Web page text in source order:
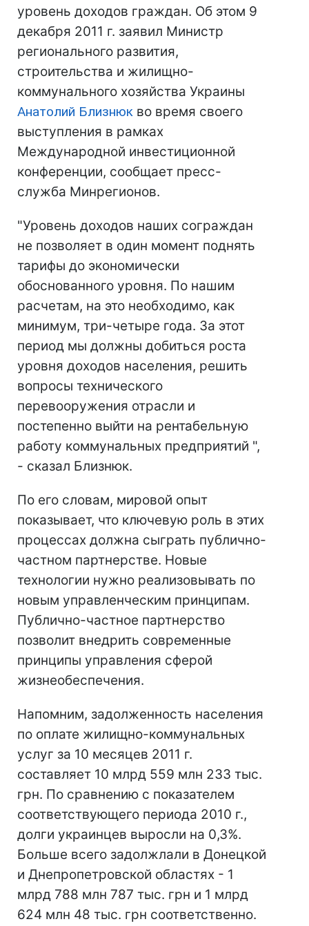
уровень доходов граждан. Об этом 9
декабря 2011 г. заявил Министр
регионального развития,
строительства и жилищно-
коммунального хозяйства Украины
Анатолий Близнюк во время своего
выступления в рамках
Международной инвестиционной
конференции, сообщает пресс-
служба Минрегионов.
"Уровень доходов наших сограждан
не позволяет в один момент поднять
тарифы до экономически
обоснованного уровня. По нашим
расчетам, на это необходимо, как
минимум, три-четыре года. За этот
период мы должны добиться роста
уровня доходов населения, решить
вопросы технического
перевооружения отрасли и
постепенно выйти на рентабельную
работу коммунальных предприятий ",
- сказал Близнюк.
По его словам, мировой опыт
показывает, что ключевую роль в этих
процессах должна сыграть публично-
частном партнерстве. Новые
технологии нужно реализовывать по
новым управленческим принципам.
Публично-частное партнерство
позволит внедрить современные
принципы управления сферой
жизнеобеспечения.
Напомним, задолженность населения
по оплате жилищно-коммунальных
услуг за 10 месяцев 2011 г.
составляет 10 млрд 559 млн 233 тыс.
грн. По сравнению с показателем
соответствующего периода 2010 г.,
долги украинцев выросли на 0,3%.
Больше всего задолжлали в Донецкой
и Днепропетровской областях - 1
млрд 788 млн 787 тыс. грн и 1 млрд
624 млн 48 тыс. грн соответственно.